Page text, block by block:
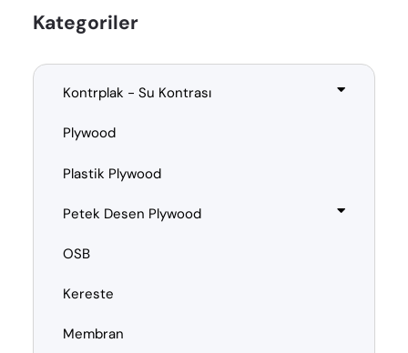
Kategoriler
Kontrplak - Su Kontrası
Plywood
Plastik Plywood
Petek Desen Plywood
OSB
Kereste
Membran